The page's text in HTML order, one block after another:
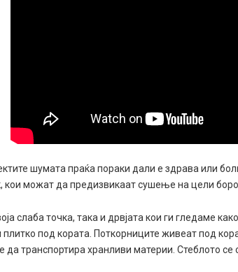
шумата праќа пораки дали е здрава или
кои можат да предизвикаат сушење на цели
слаба точка, така и дрвјата кои ги гледаме
под кората. Поткорниците живеат под
транспортира хранливи материи. Стеблото се